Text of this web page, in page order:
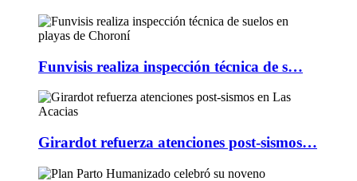
Funvisis realiza inspección técnica de s…
Girardot refuerza atenciones post-sismos…